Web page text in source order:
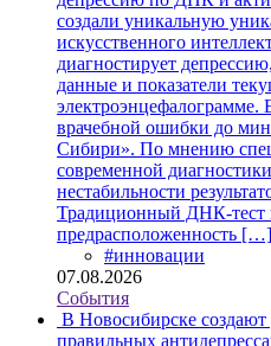
создали уникальную
искусственного
диагностирует
данные и показатели
электроэнцефалограмме.
врачебной ошибки до
Сибири». По мнению
современной
нестабильности
Традиционный ДНК-тест
предрасположенность […]
#инновации
07.08.2026
События
В Новосибирске
правильных